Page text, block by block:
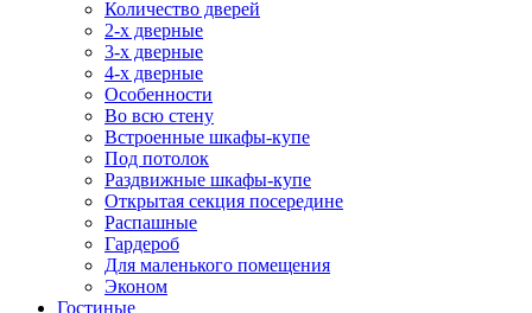
Количество дверей
2-х дверные
3-х дверные
4-х дверные
Особенности
Во всю стену
Встроенные шкафы-купе
Под потолок
Раздвижные шкафы-купе
Открытая секция посередине
Распашные
Гардероб
Для маленького помещения
Эконом
Гостиные